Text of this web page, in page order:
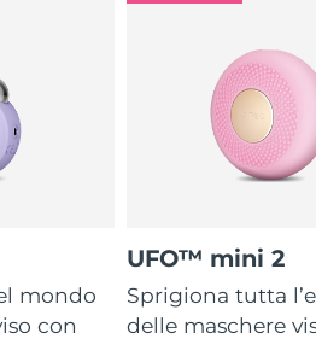
mondo
con
UFO™ mini 2
Sprigiona tutta
delle maschere